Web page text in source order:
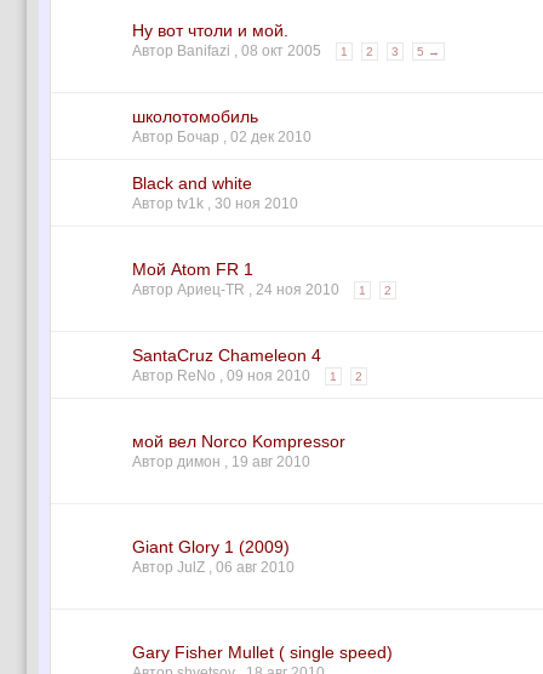
Ну вот чтоли и мой.
Автор Banifazi , 08 окт 2005 1 2 3 5 →
школотомобиль
Автор Бочар , 02 дек 2010
Black and white
Автор tv1k , 30 ноя 2010
Мой Atom FR 1
Автор Ариец-TR , 24 ноя 2010 1 2
SantaCruz Chameleon 4
Автор ReNo , 09 ноя 2010 1 2
мой вел Norco Kompressor
Автор димон , 19 авг 2010
Giant Glory 1 (2009)
Автор JulZ , 06 авг 2010
Gary Fisher Mullet ( single speed)